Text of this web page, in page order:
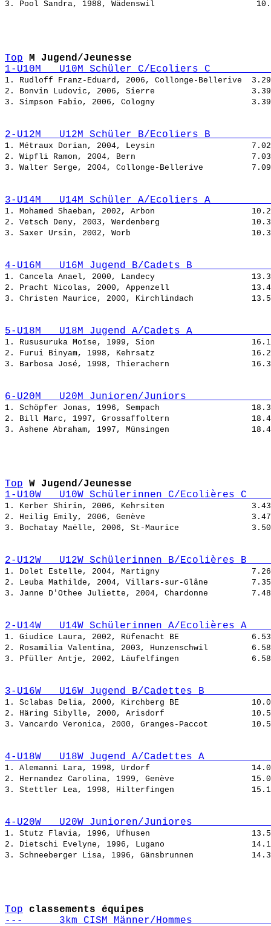
3. Pool Sandra, 1988, Wädenswil
Top
M Jugend/Jeunesse
1-U10M   U10M Schüler C/Ecoliers C
1. Rudloff Franz-Eduard, 2006, Collonge-Bellerive
2. Bonvin Ludovic, 2006, Sierre
3. Simpson Fabio, 2006, Cologny
2-U12M   U12M Schüler B/Ecoliers B
1. Métraux Dorian, 2004, Leysin
2. Wipfli Ramon, 2004, Bern
3. Walter Serge, 2004, Collonge-Bellerive
3-U14M   U14M Schüler A/Ecoliers A
1. Mohamed Shaeban, 2002, Arbon
2. Vetsch Deny, 2003, Werdenberg
3. Saxer Ursin, 2002, Worb
4-U16M   U16M Jugend B/Cadets B
1. Cancela Anael, 2000, Landecy
2. Pracht Nicolas, 2000, Appenzell
3. Christen Maurice, 2000, Kirchlindach
5-U18M   U18M Jugend A/Cadets A
1. Rususuruka Moïse, 1999, Sion
2. Furui Binyam, 1998, Kehrsatz
3. Barbosa José, 1998, Thierachern
6-U20M   U20M Junioren/Juniors
1. Schöpfer Jonas, 1996, Sempach
2. Bill Marc, 1997, Grossaffoltern
3. Ashene Abraham, 1997, Münsingen
Top
W Jugend/Jeunesse
1-U10W   U10W Schülerinnen C/Ecolières C
1. Kerber Shirin, 2006, Kehrsiten
2. Heilig Emily, 2006, Genève
3. Bochatay Maëlle, 2006, St-Maurice
2-U12W   U12W Schülerinnen B/Ecolières B
1. Dolet Estelle, 2004, Martigny
2. Leuba Mathilde, 2004, Villars-sur-Glâne
3. Janne D'Othee Juliette, 2004, Chardonne
2-U14W   U14W Schülerinnen A/Ecolières A
1. Giudice Laura, 2002, Rüfenacht BE
2. Rosamilia Valentina, 2003, Hunzenschwil
3. Pfüller Antje, 2002, Läufelfingen
3-U16W   U16W Jugend B/Cadettes B
1. Sclabas Delia, 2000, Kirchberg BE
2. Häring Sibylle, 2000, Arisdorf
3. Vancardo Veronica, 2000, Granges-Paccot
4-U18W   U18W Jugend A/Cadettes A
1. Alemanni Lara, 1998, Urdorf
2. Hernandez Carolina, 1999, Genève
3. Stettler Lea, 1998, Hilterfingen
4-U20W   U20W Junioren/Juniores
1. Stutz Flavia, 1996, Ufhusen
2. Dietschi Evelyne, 1996, Lugano
3. Schneeberger Lisa, 1996, Gänsbrunnen
Top
classements équipes
---      3km CISM Männer/Hommes